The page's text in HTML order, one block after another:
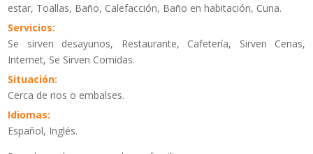
estar, Toallas, Baño, Calefacción, Baño en habitación, Cuna.
Servicios:
Se sirven desayunos, Restaurante, Cafetería, Sirven Cenas,
Internet, Se Sirven Comidas.
Situación:
Cerca de rios o embalses.
Idiomas:
Español, Inglés.